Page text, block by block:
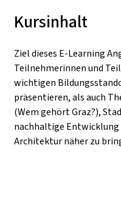
Kursinhalt
Ziel dieses E-Learning
Teilnehmerinnen und
wichtigen
präsentieren, als auch
(Wem gehört Graz?),
nachhaltige Entwicklung
Architektur näher zu